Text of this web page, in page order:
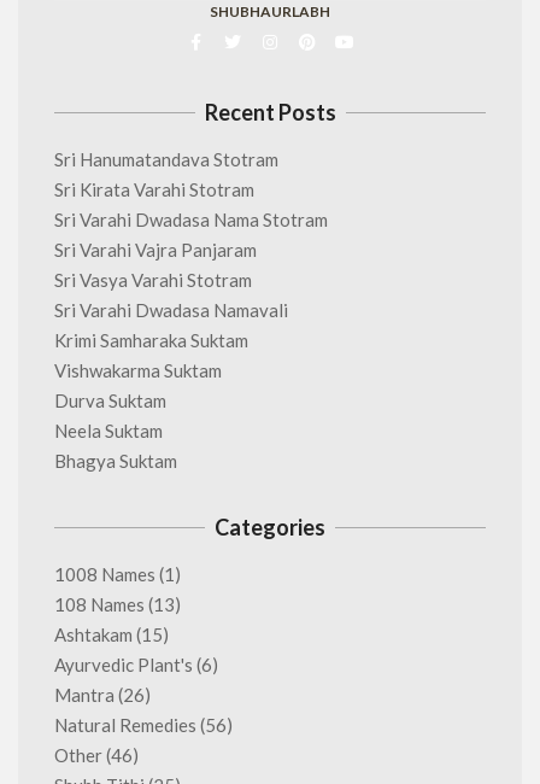
SHUBHAURLABH
Recent Posts
Sri Hanumatandava Stotram
Sri Kirata Varahi Stotram
Sri Varahi Dwadasa Nama Stotram
Sri Varahi Vajra Panjaram
Sri Vasya Varahi Stotram
Sri Varahi Dwadasa Namavali
Krimi Samharaka Suktam
Vishwakarma Suktam
Durva Suktam
Neela Suktam
Bhagya Suktam
Categories
1008 Names (1)
108 Names (13)
Ashtakam (15)
Ayurvedic Plant's (6)
Mantra (26)
Natural Remedies (56)
Other(46)